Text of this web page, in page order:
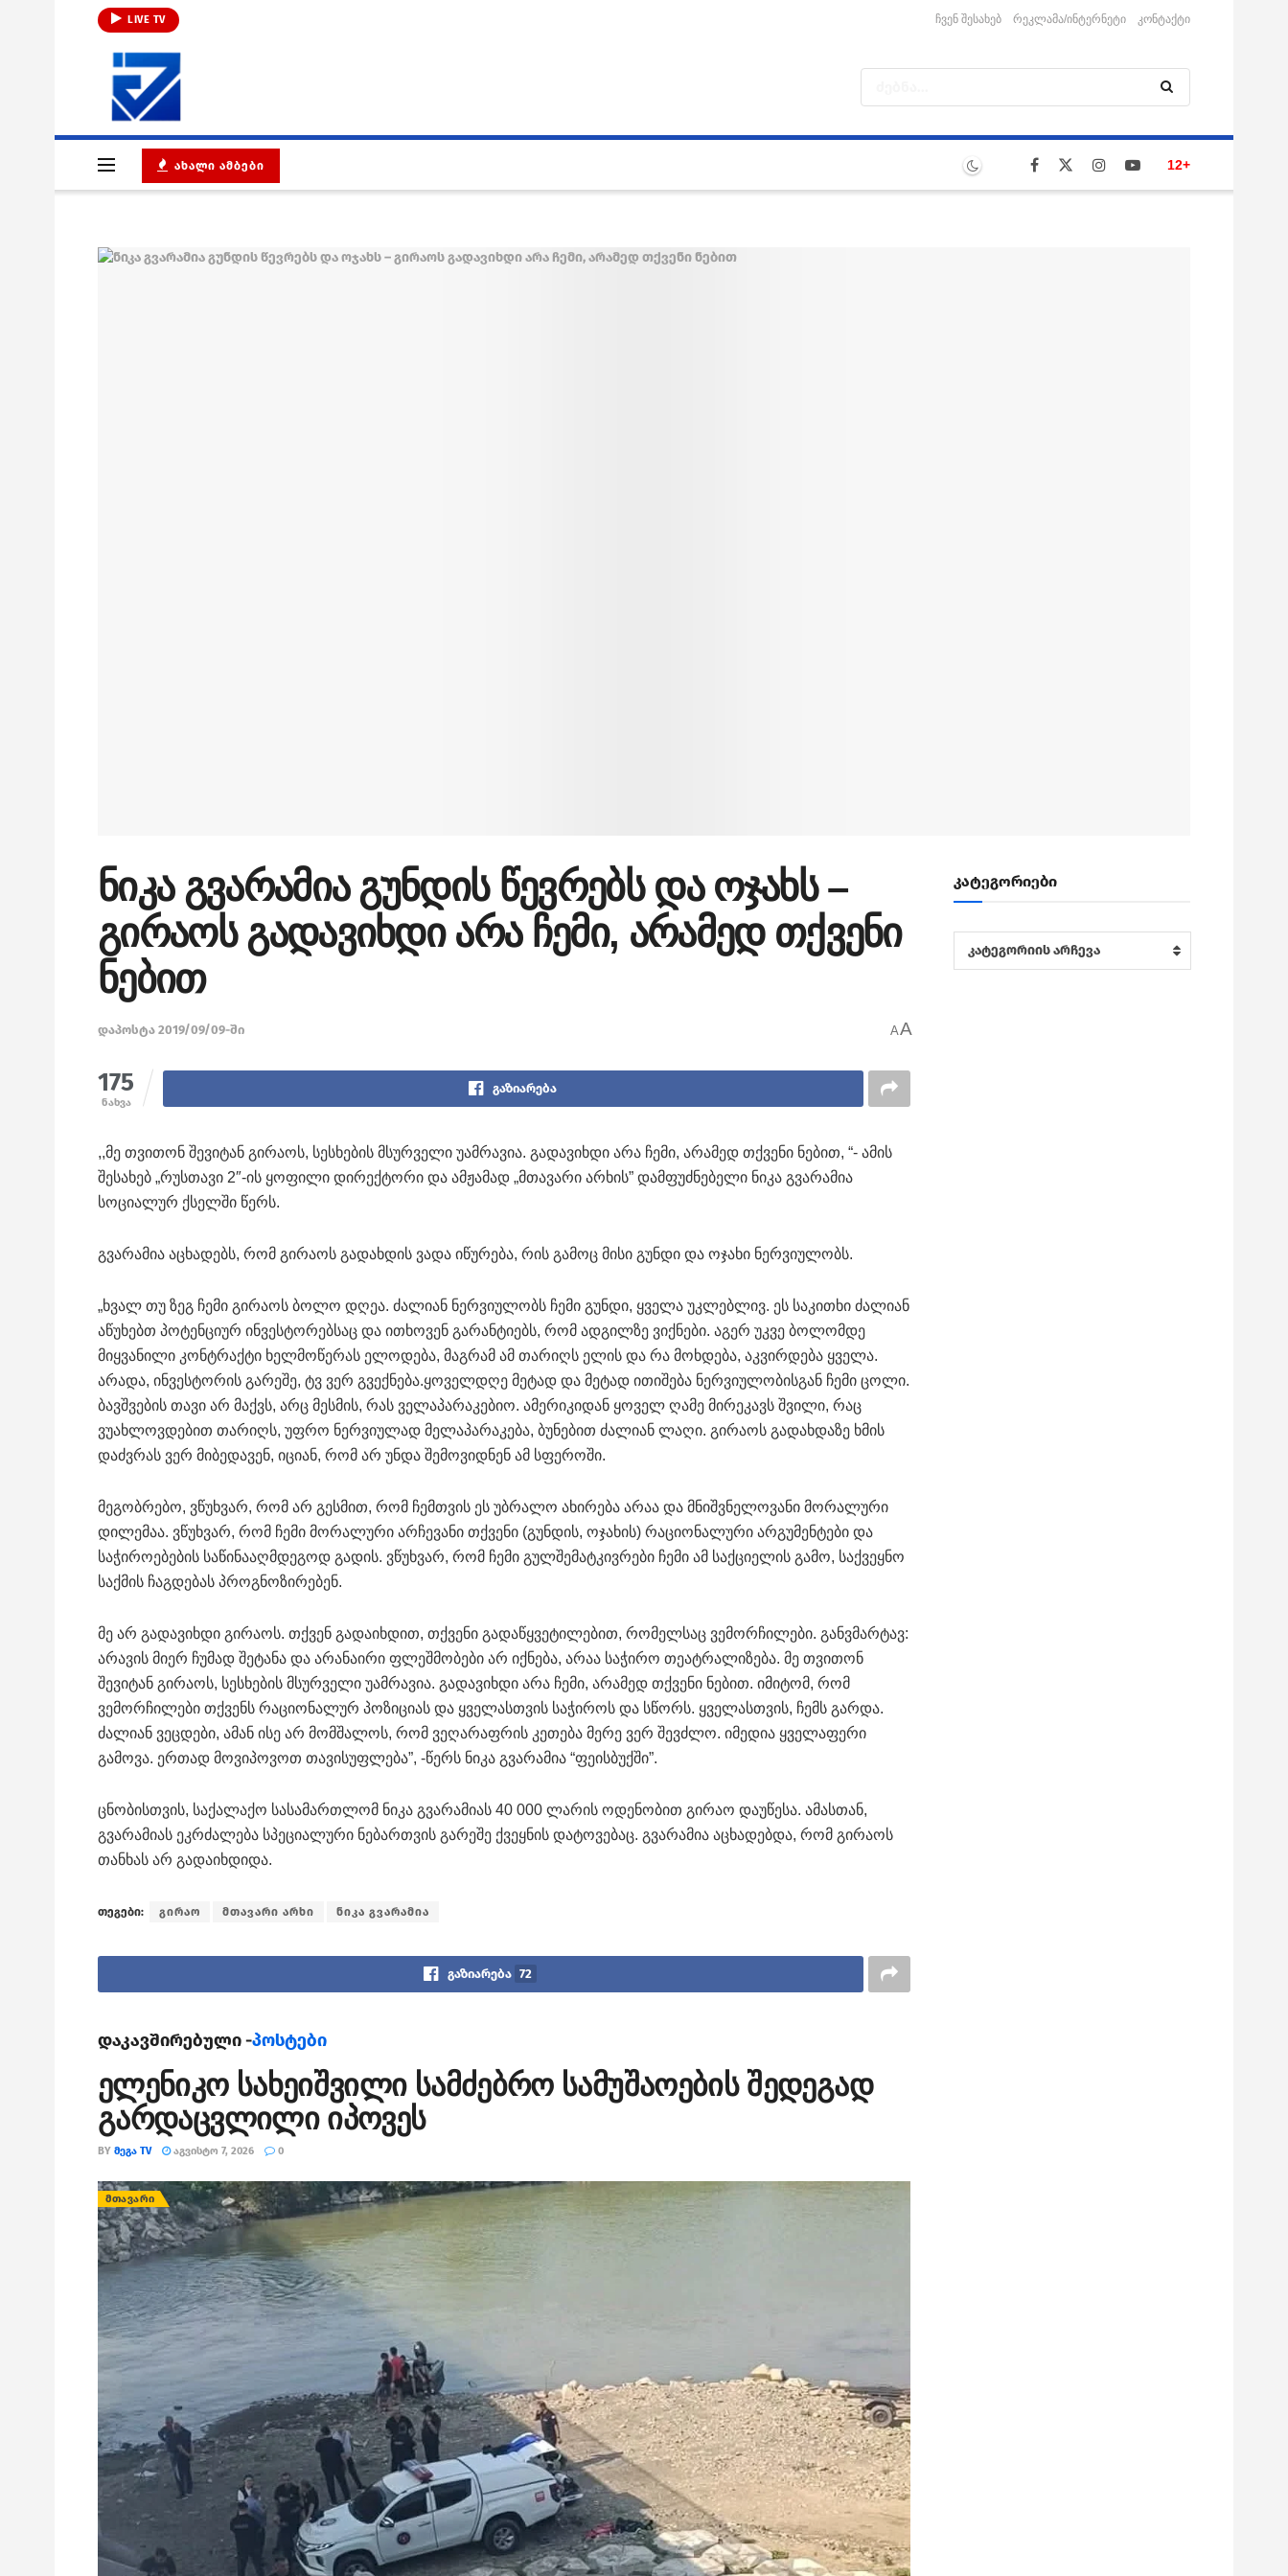
LIVE TV ჩვენ შესახებ რეკლამა/ინტერნეტი კონტაქტი
ᲐᲮᲐᲚᲘ ᲐᲛᲑᲔᲑᲘ 12+
ნიკა გვარამია გუნდის წევრებს და ოჯახს –
გირაოს გადავიხდი არა ჩემი, არამედ თქვენი
ნებით
დაპოსტა 2019/09/09-ში AA
175
ნახვა
გაზიარება
,,მე თვითონ შევიტან გირაოს, სესხების მსურველი უამრავია. გადავიხდი არა ჩემი, არამედ თქვენი ნებით, “- ამის
შესახებ „რუსთავი 2″-ის ყოფილი დირექტორი და ამჟამად „მთავარი არხის” დამფუძნებელი ნიკა გვარამია
სოციალურ ქსელში წერს.
გვარამია აცხადებს, რომ გირაოს გადახდის ვადა იწურება, რის გამოც მისი გუნდი და ოჯახი ნერვიულობს.
„ხვალ თუ ზეგ ჩემი გირაოს ბოლო დღეა. ძალიან ნერვიულობს ჩემი გუნდი, ყველა უკლებლივ. ეს საკითხი ძალიან
აწუხებთ პოტენციურ ინვესტორებსაც და ითხოვენ გარანტიებს, რომ ადგილზე ვიქნები. აგერ უკვე ბოლომდე
მიყვანილი კონტრაქტი ხელმოწერას ელოდება, მაგრამ ამ თარიღს ელის და რა მოხდება, აკვირდება ყველა.
არადა, ინვესტორის გარეშე, ტვ ვერ გვექნება.ყოველდღე მეტად და მეტად ითიშება ნერვიულობისგან ჩემი ცოლი.
ბავშვების თავი არ მაქვს, არც მესმის, რას ველაპარაკებიო. ამერიკიდან ყოველ ღამე მირეკავს შვილი, რაც
ვუახლოვდებით თარიღს, უფრო ნერვიულად მელაპარაკება, ბუნებით ძალიან ლაღი. გირაოს გადახდაზე ხმის
დაძვრას ვერ მიბედავენ, იციან, რომ არ უნდა შემოვიდნენ ამ სფეროში.
მეგობრებო, ვწუხვარ, რომ არ გესმით, რომ ჩემთვის ეს უბრალო ახირება არაა და მნიშვნელოვანი მორალური
დილემაა. ვწუხვარ, რომ ჩემი მორალური არჩევანი თქვენი (გუნდის, ოჯახის) რაციონალური არგუმენტები და
საჭიროებების საწინააღმდეგოდ გადის. ვწუხვარ, რომ ჩემი გულშემატკივრები ჩემი ამ საქციელის გამო, საქვეყნო
საქმის ჩაგდებას პროგნოზირებენ.
მე არ გადავიხდი გირაოს. თქვენ გადაიხდით, თქვენი გადაწყვეტილებით, რომელსაც ვემორჩილები. განვმარტავ:
არავის მიერ ჩუმად შეტანა და არანაირი ფლეშმობები არ იქნება, არაა საჭირო თეატრალიზება. მე თვითონ
შევიტან გირაოს, სესხების მსურველი უამრავია. გადავიხდი არა ჩემი, არამედ თქვენი ნებით. იმიტომ, რომ
ვემორჩილები თქვენს რაციონალურ პოზიციას და ყველასთვის საჭიროს და სწორს. ყველასთვის, ჩემს გარდა.
ძალიან ვეცდები, ამან ისე არ მომშალოს, რომ ვეღარაფრის კეთება მერე ვერ შევძლო. იმედია ყველაფერი
გამოვა. ერთად მოვიპოვოთ თავისუფლება”, -წერს ნიკა გვარამია “ფეისბუქში”.
ცნობისთვის, საქალაქო სასამართლომ ნიკა გვარამიას 40 000 ლარის ოდენობით გირაო დაუწესა. ამასთან,
გვარამიას ეკრძალება სპეციალური ნებართვის გარეშე ქვეყნის დატოვებაც. გვარამია აცხადებდა, რომ გირაოს
თანხას არ გადაიხდიდა.
თეგები: გირაო მთავარი არხი ნიკა გვარამია
გაზიარება 72
დაკავშირებული -პოსტები
ელენიკო სახეიშვილი სამძებრო სამუშაოების შედეგად
გარდაცვლილი იპოვეს
BY ᲛᲔᲒᲐ TV ᲐᲒᲕᲘᲡᲢᲝ 7, 2026 0
ᲛᲗᲐᲕᲐᲠᲘ
კატეგორიები
კატეგორიები
კატეგორიის არჩევა